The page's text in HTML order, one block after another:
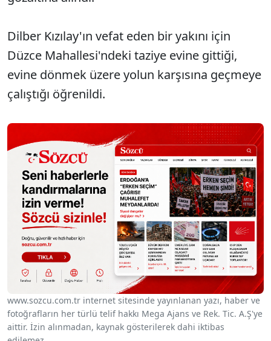
Dilber Kızılay'ın vefat eden bir yakını için
Düzce Mahallesi'ndeki taziye evine gittiği,
evine dönmek üzere yolun karşısına geçmeye
çalıştığı öğrenildi.
www.sozcu.com.tr internet sitesinde yayınlanan yazı, haber ve
fotoğrafların her türlü telif hakkı Mega Ajans ve Rek. Tic. A.Ş'ye
aittir. İzin alınmadan, kaynak gösterilerek dahi iktibas